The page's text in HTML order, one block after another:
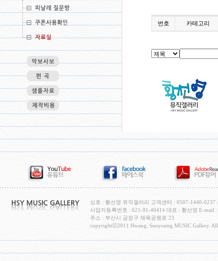
번호 카테고리
상호 : 황선영 뮤직갤러리 고객센터 : 0507-1440-0237
사업자등록번호 : 621-91-40414 대표 : 황선영 E-mail :
주소 : 부산시 금정구 체육공원로 23
copyrightⓒ2011 Hwang, Sunyoung MUSIC Gallery. All